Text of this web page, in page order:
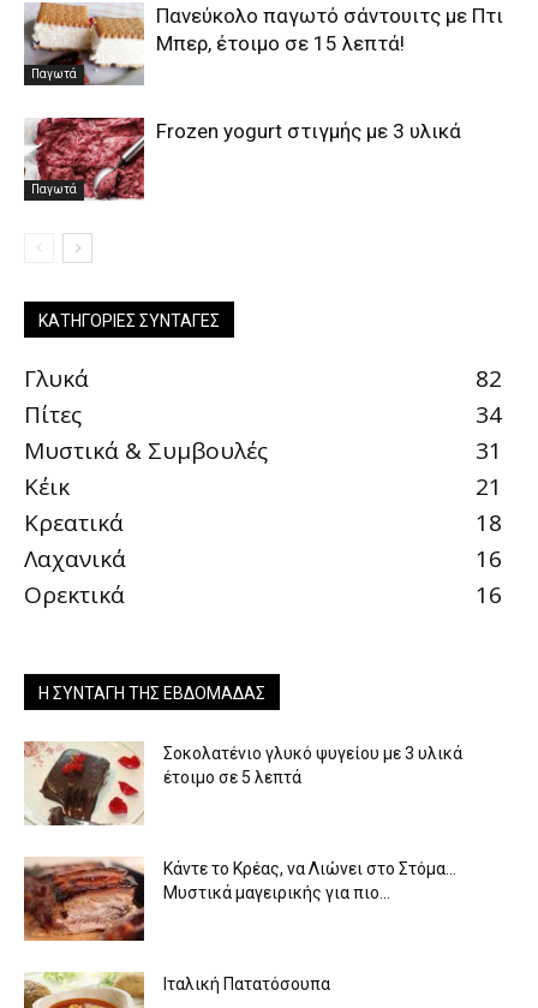
Παγωτά
Πανεύκολο παγωτό σάντουιτς με Πτι
Μπερ, έτοιμο σε 15 λεπτά!
Παγωτά
Frozen yogurt στιγμής με 3 υλικά
ΚΑΤΗΓΟΡΊΕΣ ΣΥΝΤΑΓΈΣ
Γλυκά
82
Πίτες
34
Μυστικά & Συμβουλές
31
Κέικ
21
Κρεατικά
18
Λαχανικά
16
Ορεκτικά
16
Η ΣΥΝΤΑΓΉ ΤΗΣ ΕΒΔΟΜΆΔΑΣ
Σοκολατένιο γλυκό ψυγείου με 3 υλικά
έτοιμο σε 5 λεπτά
Κάντε το Κρέας, να Λιώνει στο Στόμα…
Μυστικά μαγειρικής για πιο...
Ιταλική Πατατόσουπα